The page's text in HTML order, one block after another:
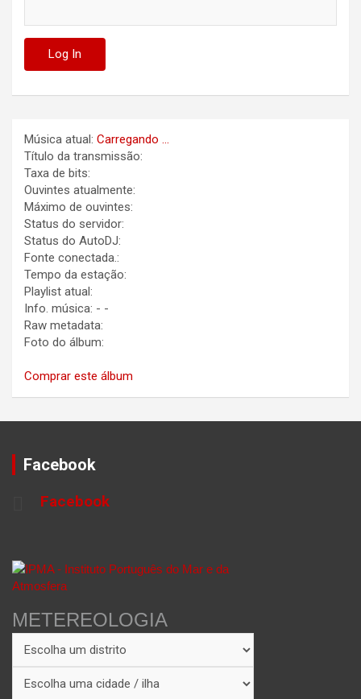
Música atual: Carregando ...
Título da transmissão:
Taxa de bits:
Ouvintes atualmente:
Máximo de ouvintes:
Status do servidor:
Status do AutoDJ:
Fonte conectada.:
Tempo da estação:
Playlist atual:
Info. música: - -
Raw metadata:
Foto do álbum:
Comprar este álbum
Facebook
Facebook
METEREOLOGIA